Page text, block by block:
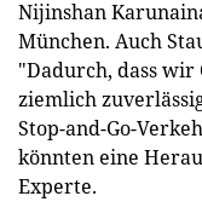
Nijinshan
München. Auch
"Dadurch, dass
ziemlich
Stop-and-Go-
könnten eine
Experte.